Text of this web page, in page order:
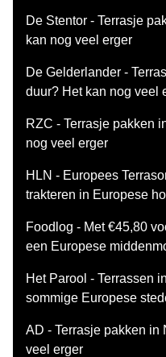
De Stentor - Terrasje
kan nog veel erger
De Gelderlander -
duur? Het kan nog veel
RZC - Terrasje pakken
nog veel erger
HLN - Europees
trakteren in Europese
Foodlog - Met €45,80
een Europese
Het Parool - Terrassen
sommige Europese
AD - Terrasje pakken in
veel erger